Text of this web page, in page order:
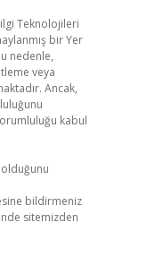
Teknolojileri
bir Yer
nedenle,
veya
Ancak,
kabul
olduğunu
bildirmeniz
sitemizden